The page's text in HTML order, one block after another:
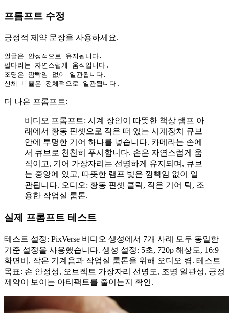
프롬프트 수정
긍정적 제약 문장을 사용하세요.
얼굴은 안정적으로 유지됩니다.
팔다리는 자연스럽게 움직입니다.
조명은 깜빡임 없이 일관됩니다.
신체 비율은 전체적으로 일관됩니다.
더 나은 프롬프트:
비디오 프롬프트: 시계 장인이 따뜻한 책상 램프 아
래에서 황동 핀셋으로 작은 떠 있는 시계장치 큐브
안에 투명한 기어 하나를 넣습니다. 카메라는 손에
서 큐브로 천천히 푸시합니다. 손은 자연스럽게 움
직이고, 기어 가장자리는 선명하게 유지되며, 큐브
는 중앙에 있고, 따뜻한 램프 빛은 깜빡임 없이 일
관됩니다. 오디오: 황동 핀셋 클릭, 작은 기어 틱, 조
용한 작업실 룸톤.
실제 프롬프트 테스트
테스트 설정: PixVerse 비디오 생성에서 7개 사례 모두 동일한
기준 설정을 사용했습니다. 생성 설정: 5초, 720p 해상도, 16:9
화면비, 작은 기계음과 작업실 룸톤을 위해 오디오 켬. 테스트
목표: 손 안정성, 오브젝트 가장자리 선명도, 조명 일관성, 긍정
제약이 보이는 아티팩트를 줄이는지 확인.